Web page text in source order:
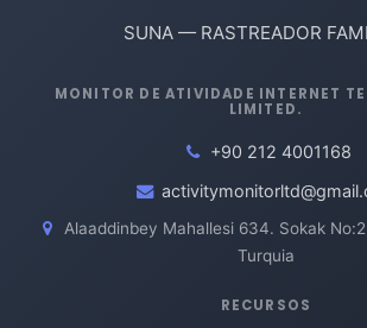
SUNA — RASTREADOR
MONITOR DE ATIVIDADE INTERNET
LIMITED.
+90 212 4001168
Alaaddinbey Mahallesi 634. Sokak
Turquia
RECURSOS